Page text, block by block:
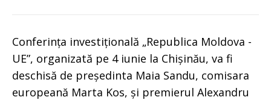
Conferința investițională „Republica Moldova -
UE”, organizată pe 4 iunie la Chișinău, va fi
deschisă de președinta Maia Sandu, comisara
europeană Marta Kos, și premierul Alexandru